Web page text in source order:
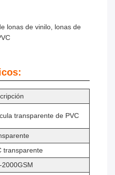
lonas de vinilo, lonas de
transparente de PVC
transparente
2000GSM